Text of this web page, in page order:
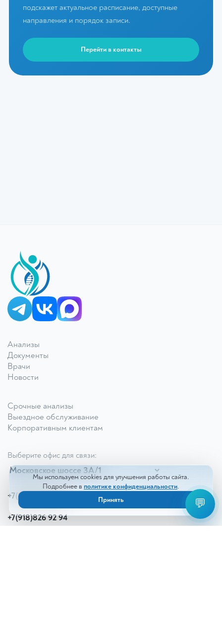
подскажет актуальное расписание, доступные
направления и порядок записи.
Перейти в контакты
Анализы
Документы
Врачи
Новости
Срочные анализы
Выездное обслуживание
Корпоративным клиентам
Выберите офис для связи:
+7(8672)55 22 80
+7(918)826 92 94
Мы используем cookies для улучшения работы сайта.
Подробнее в политике конфиденциальности.
Принять
💬